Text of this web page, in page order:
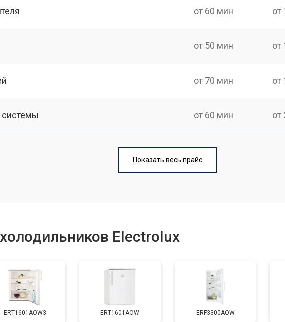
от 60 мин от
от 50 мин от
от 70 мин от
от 60 мин от
от 60 мин
от 70 мин
Показать весь прайс
Electrolux
ERT1601AOW3 ERT1601AOW ERF3300AOW